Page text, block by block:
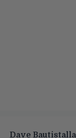
Dave Bautistalla